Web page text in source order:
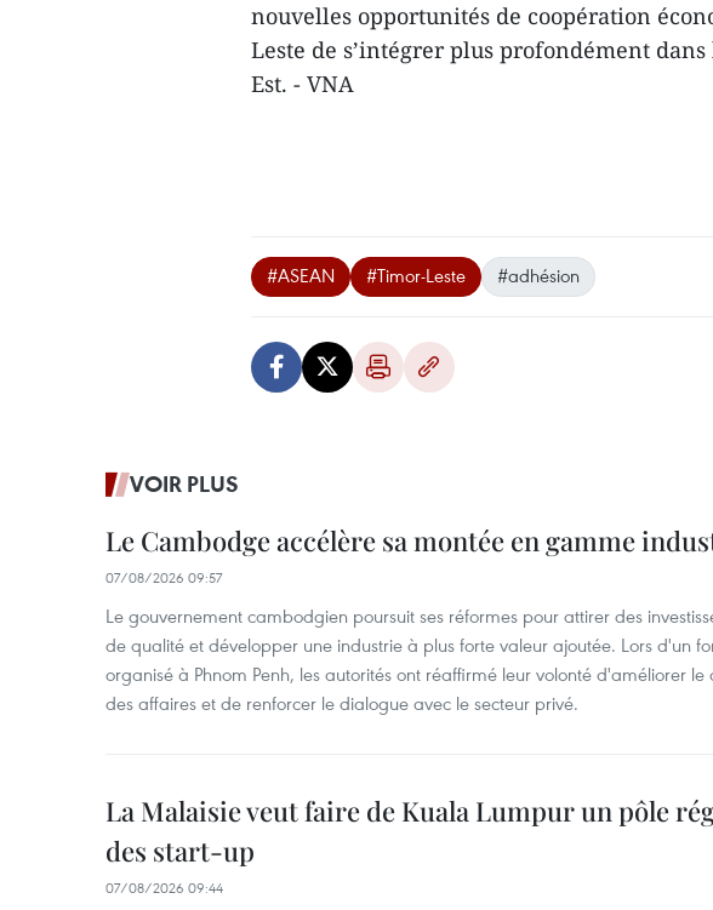
nouvelles opportunités de coopération
Leste de s’intégrer plus profondément dans
Est. - VNA
#ASEAN #Timor-Leste #adhésion
VOIR PLUS
Le Cambodge accélère sa montée en gamme
07/08/2026 09:57
Le gouvernement cambodgien poursuit ses réformes pour attirer des
de qualité et développer une industrie à plus forte valeur ajoutée. Lors d'un
organisé à Phnom Penh, les autorités ont réaffirmé leur volonté d'améliorer le
des affaires et de renforcer le dialogue avec le secteur privé.
La Malaisie veut faire de Kuala Lumpur un pôle
des start-up
07/08/2026 09:44